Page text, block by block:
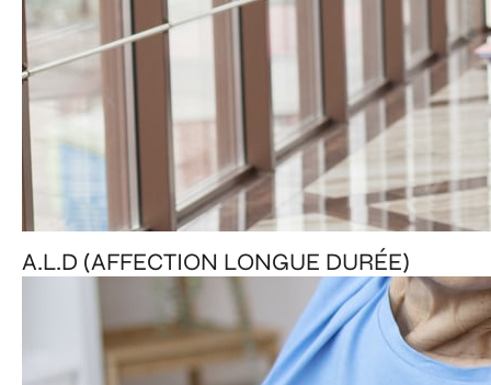
A.L.D (AFFECTION LONGUE DURÉE)